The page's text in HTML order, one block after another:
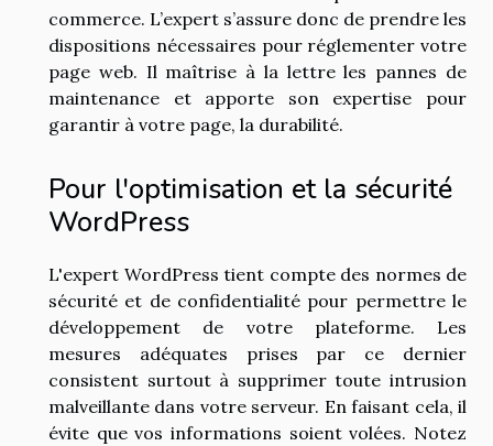
commerce. L’expert s’assure donc de prendre les
dispositions nécessaires pour réglementer votre
page web. Il maîtrise à la lettre les pannes de
maintenance et apporte son expertise pour
garantir à votre page, la durabilité.
Pour l'optimisation et la sécurité
WordPress
L'expert WordPress tient compte des normes de
sécurité et de confidentialité pour permettre le
développement de votre plateforme. Les
mesures adéquates prises par ce dernier
consistent surtout à supprimer toute intrusion
malveillante dans votre serveur. En faisant cela, il
évite que vos informations soient volées. Notez